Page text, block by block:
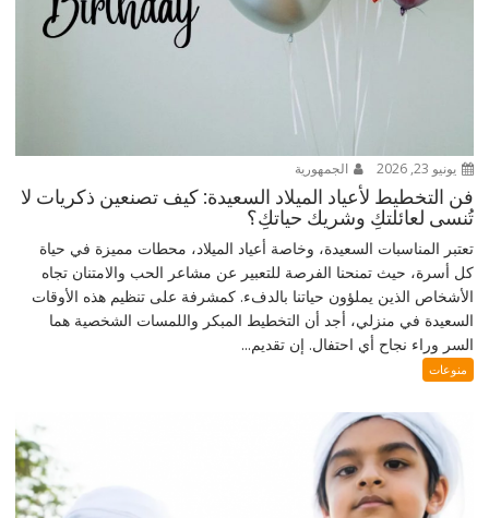
يونيو 23, 2026 الجمهورية
فن التخطيط لأعياد الميلاد السعيدة: كيف تصنعين ذكريات لا
تُنسى لعائلتكِ وشريك حياتكِ؟
تعتبر المناسبات السعيدة، وخاصة أعياد الميلاد، محطات مميزة في حياة
كل أسرة، حيث تمنحنا الفرصة للتعبير عن مشاعر الحب والامتنان تجاه
الأشخاص الذين يملؤون حياتنا بالدفء. كمشرفة على تنظيم هذه الأوقات
السعيدة في منزلي، أجد أن التخطيط المبكر واللمسات الشخصية هما
السر وراء نجاح أي احتفال. إن تقديم...
منوعات